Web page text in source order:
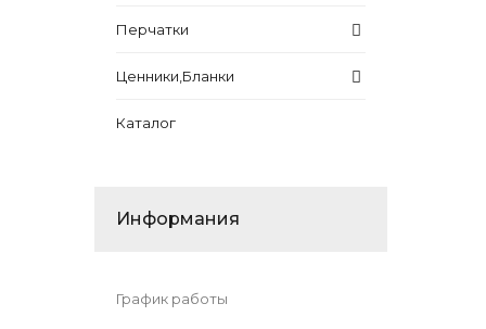
Перчатки
Ценники,Бланки
Каталог
Информания
График работы